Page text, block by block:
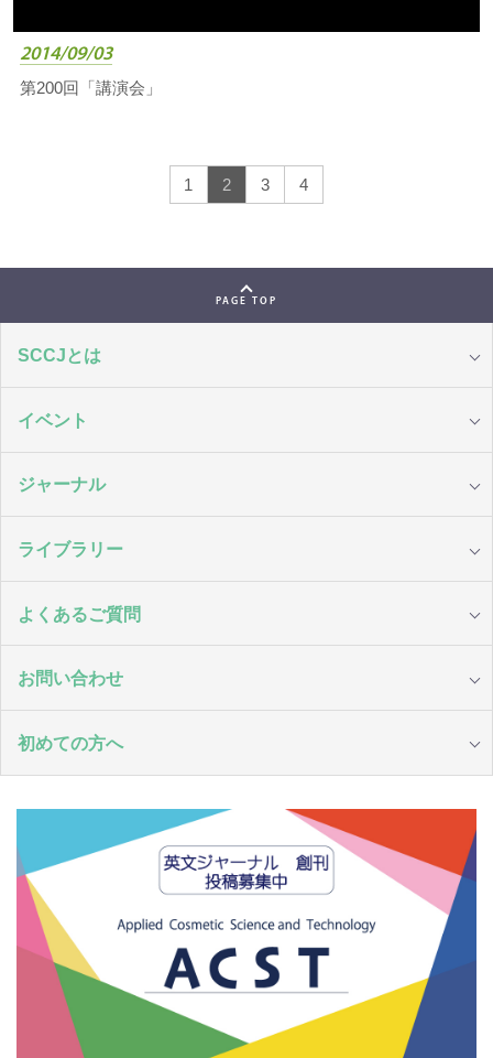
2014/09/03
第200回「講演会」
1 2 3 4
PAGE TOP
SCCJとは
イベント
ジャーナル
ライブラリー
よくあるご質問
お問い合わせ
初めての方へ